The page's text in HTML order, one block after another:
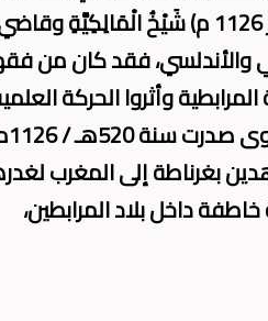
520 هـ / 6 ديسمبر 1126 م)
والأندلسي، فقد كان من
المرابطية وأثروا الحركة
بغرناطة إلى المغرب
داخل بلاد المرابطين،